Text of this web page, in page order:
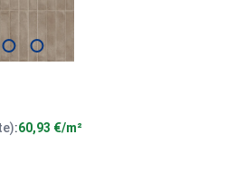
:60,93 €/m²